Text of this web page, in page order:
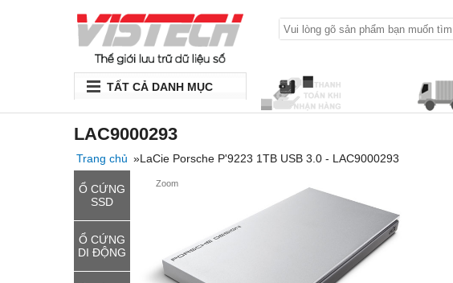
TẤT CẢ DANH MỤC
LAC9000293
Trang chủ »LaCie Porsche P'9223 1TB USB 3.0 - LAC9000293
Ổ CỨNG
SSD
Ổ CỨNG
DI ĐỘNG
Zoom